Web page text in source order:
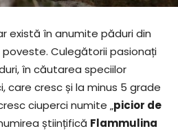
există în anumite păduri din
Culegătorii pasionați
în căutarea speciilor
care cresc și la minus 5 grade
ciuperci numite „picior de
științifică Flammulina